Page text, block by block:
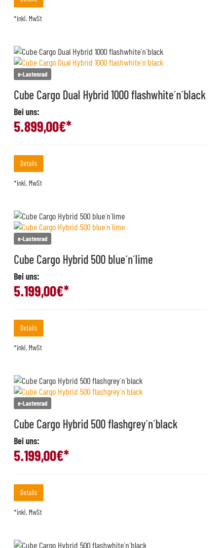
*inkl. MwSt
e-Lastenrad
Cube Cargo Dual Hybrid 1000 flashwhite´n´black
Bei uns:
5.899,00€*
Details
*inkl. MwSt
e-Lastenrad
Cube Cargo Hybrid 500 blue´n´lime
Bei uns:
5.199,00€*
Details
*inkl. MwSt
e-Lastenrad
Cube Cargo Hybrid 500 flashgrey´n´black
Bei uns:
5.199,00€*
Details
*inkl. MwSt